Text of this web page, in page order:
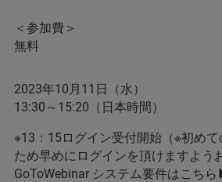
＜参加費＞
無料
2023年10月11日（水）
13:30～15:20（日本時間）
※13：15ログイン受付開始（※初め
ため早めにログインを頂けますよう
GoToWebinar システム要件はこち